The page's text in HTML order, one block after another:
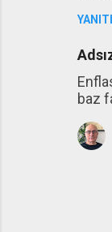
baz